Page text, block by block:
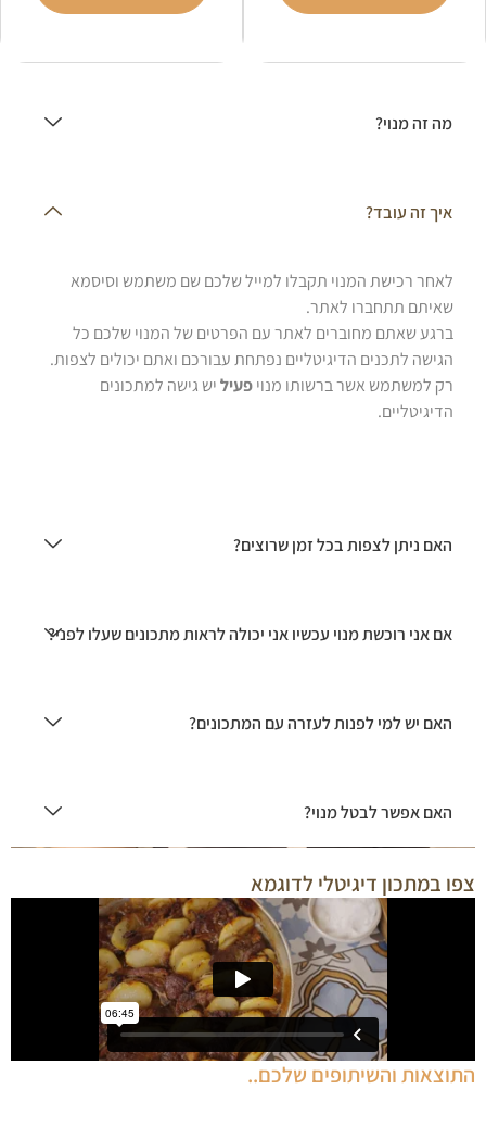
מה זה מנוי?
איך זה עובד?
לאחר רכישת המנוי תקבלו למייל שלכם שם משתמש וסיסמא
שאיתם תתחברו לאתר.
ברגע שאתם מחוברים לאתר עם הפרטים של המנוי שלכם כל
הגישה לתכנים הדיגיטליים נפתחת עבורכם ואתם יכולים לצפות.
רק למשתמש אשר ברשותו מנויפעיליש גישה למתכונים
הדיגיטליים.
האם ניתן לצפות בכל זמן שרוצים?
אם אני רוכשת מנוי עכשיו אני יכולה לראות מתכונים שעלו לפני?
האם יש למי לפנות לעזרה עם המתכונים?
האם אפשר לבטל מנוי?
צפו במתכון דיגיטלי לדוגמא
התוצאות והשיתופים שלכם..